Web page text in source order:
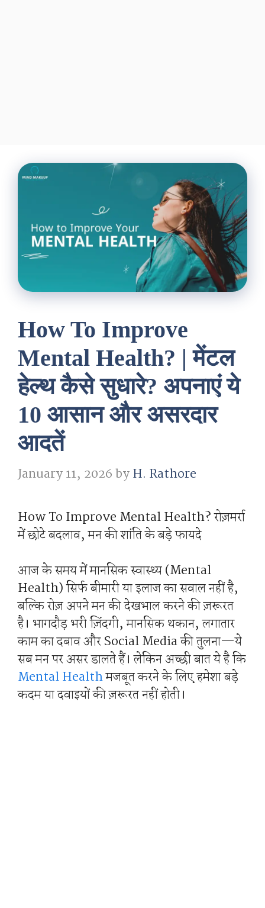
How To Improve
Mental Health? | मेंटल
हेल्थ कैसे सुधारे? अपनाएं ये
10 आसान और असरदार
आदतें
January 11, 2026byH. Rathore
How To Improve Mental Health? रोज़मर्रा
में छोटे बदलाव, मन की शांति के बड़े फायदे
आज के समय में मानसिक स्वास्थ्य (Mental
Health) सिर्फ बीमारी या इलाज का सवाल नहीं है,
बल्कि रोज़ अपने मन की देखभाल करने की ज़रूरत
है। भागदौड़ भरी ज़िंदगी, मानसिक थकान, लगातार
काम का दबाव और Social Media की तुलना—ये
सब मन पर असर डालते हैं। लेकिन अच्छी बात ये है कि
Mental Healthमजबूत करने के लिए हमेशा बड़े
कदम या दवाइयों की ज़रूरत नहीं होती।